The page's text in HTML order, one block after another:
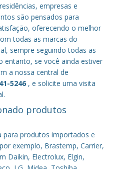
empresas e
são pensados para
oferecendo o melhor
todas as marcas do
sempre seguindo todas as
entanto, se você ainda estiver
a nossa central de
5246 , e solicite uma visita
produtos
para produtos importados e
exemplo, Brastemp, Carrier,
Daikin, Electrolux, Elgin,